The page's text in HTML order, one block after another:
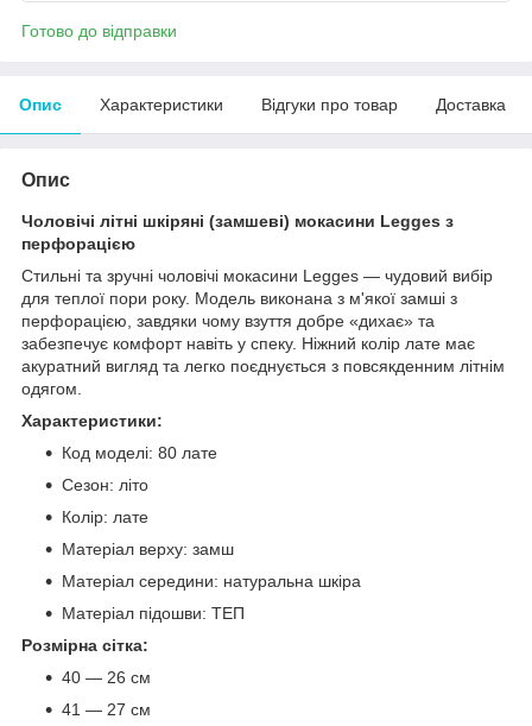
Готово до відправки
Опис Характеристики Відгуки про товар Доставка
Опис
Чоловічі літні шкіряні (замшеві) мокасини Legges з
перфорацією
Стильні та зручні чоловічі мокасини Legges — чудовий вибір
для теплої пори року. Модель виконана з м'якої замші з
перфорацією, завдяки чому взуття добре «дихає» та
забезпечує комфорт навіть у спеку. Ніжний колір лате має
акуратний вигляд та легко поєднується з повсякденним літнім
одягом.
Характеристики:
Код моделі: 80 лате
Сезон: літо
Колір: лате
Матеріал верху: замш
Матеріал середини: натуральна шкіра
Матеріал підошви: ТЕП
Розмірна сітка:
40 — 26 см
41 — 27 см